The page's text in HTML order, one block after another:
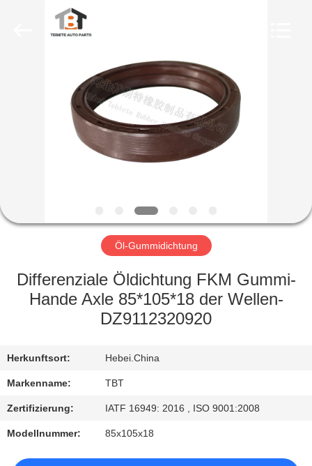
PRODUKTE
FABRIK-
QUALITÄTSKONTROLLE
SIE
MIT
UNS
IN
VERBINDUNG
Öl-Gummidichtung
Differenziale Öldichtung FKM Gummi-
Hande Axle 85*105*18 der Wellen-
DZ9112320920
Herkunftsort: Hebei.China
Markenname: TBT
Zertifizierung: IATF 16949: 2016 , ISO 9001:2008
Modellnummer: 85x105x18